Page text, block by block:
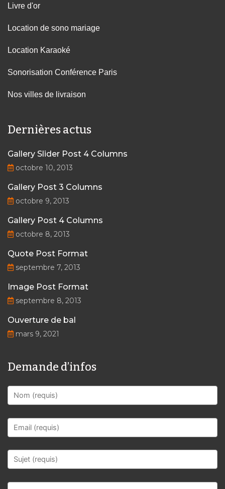
Livre d'or
Location de sono mariage
Location Karaoké
Sonorisation Conférence Paris
Nos villes de livraison
Dernières actus
Gallery Slider Post 4 Columns
octobre 10, 2013
Gallery Post 3 Columns
octobre 9, 2013
Gallery Post 4 Columns
octobre 8, 2013
Quote Post Format
septembre 7, 2013
Image Post Format
septembre 8, 2013
Ouverture de bal
mars 9, 2021
Demande d’infos